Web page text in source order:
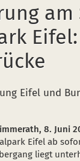
am
Eifel und
8. Juni
Eifel ab
liegt